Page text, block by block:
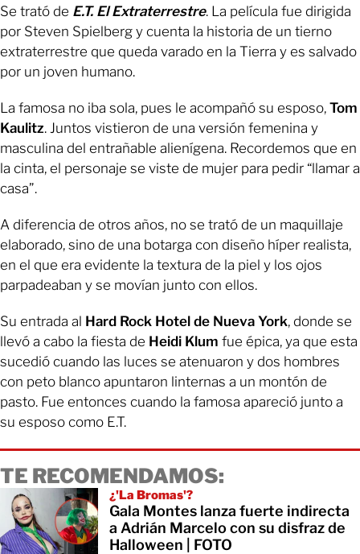
Se trató de E.T. El Extraterrestre. La película fue dirigida
por Steven Spielberg y cuenta la historia de un tierno
extraterrestre que queda varado en la Tierra y es salvado
por un joven humano.
La famosa no iba sola, pues le acompañó su esposo, Tom
Kaulitz. Juntos vistieron de una versión femenina y
masculina del entrañable alienígena. Recordemos que en
la cinta, el personaje se viste de mujer para pedir “llamar a
casa”.
A diferencia de otros años, no se trató de un maquillaje
elaborado, sino de una botarga con diseño híper realista,
en el que era evidente la textura de la piel y los ojos
parpadeaban y se movían junto con ellos.
Su entrada al Hard Rock Hotel de Nueva York, donde se
llevó a cabo la fiesta de Heidi Klum fue épica, ya que esta
sucedió cuando las luces se atenuaron y dos hombres
con peto blanco apuntaron linternas a un montón de
pasto. Fue entonces cuando la famosa apareció junto a
su esposo como E.T.
TE RECOMENDAMOS:
¿'La Bromas'?
Gala Montes lanza fuerte indirecta
a Adrián Marcelo con su disfraz de
Halloween | FOTO